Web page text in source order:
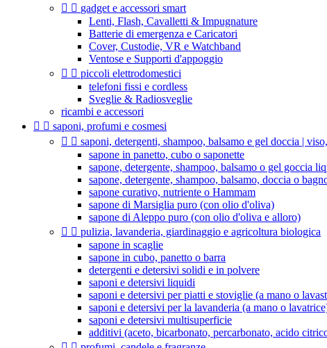
  gadget e accessori smart
Lenti, Flash, Cavalletti & Impugnature
Batterie di emergenza e Caricatori
Cover, Custodie, VR e Watchband
Ventose e Supporti d'appoggio
  piccoli elettrodomestici
telefoni fissi e cordless
Sveglie & Radiosveglie
ricambi e accessori
  saponi, profumi e cosmesi
  saponi, detergenti, shampoo, balsamo e gel doccia |
sapone in panetto, cubo o saponette
sapone, detergente, shampoo, balsamo o gel goccia
sapone, detergente, shampoo, balsamo, doccia o
sapone curativo, nutriente o Hammam
sapone di Marsiglia puro (con olio d'oliva)
sapone di Aleppo puro (con olio d'oliva e alloro)
  pulizia, lavanderia, giardinaggio e agricoltura biologica
sapone in scaglie
sapone in cubo, panetto o barra
detergenti e detersivi solidi e in polvere
saponi e detersivi liquidi
saponi e detersivi per piatti e stoviglie (a mano o
saponi e detersivi per la lavanderia (a mano o
saponi e detersivi multisuperficie
additivi (aceto, bicarbonato, percarbonato, acido